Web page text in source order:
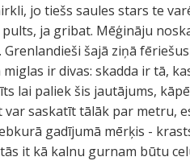
jo tiešs saules stars te
ja gribat. Mēģināju
šajā ziņā fēriešus
ir divas: skadda ir tā,
lai paliek šis jautājums,
saskatīt tālāk par metru,
gadījumā mērķis -
it kā kalnu gurnam būtu